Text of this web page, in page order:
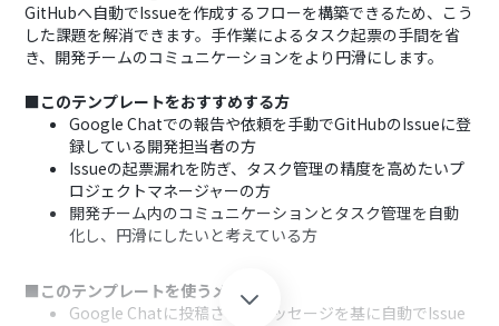
GitHubへ自動でIssueを作成するフローを構築できるため、こう
した課題を解消できます。手作業によるタスク起票の手間を省
き、開発チームのコミュニケーションをより円滑にします。
■このテンプレートをおすすめする方
Google Chatでの報告や依頼を手動でGitHubのIssueに登
録している開発担当者の方
Issueの起票漏れを防ぎ、タスク管理の精度を高めたいプ
ロジェクトマネージャーの方
開発チーム内のコミュニケーションとタスク管理を自動
化し、円滑にしたいと考えている方
■このテンプレートを使うメリット
Google Chatに投稿されたメッセージを基に自動でIssue